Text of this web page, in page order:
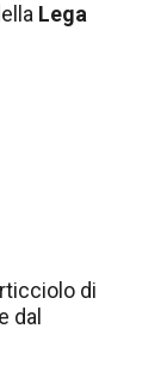
Lega
di
dal